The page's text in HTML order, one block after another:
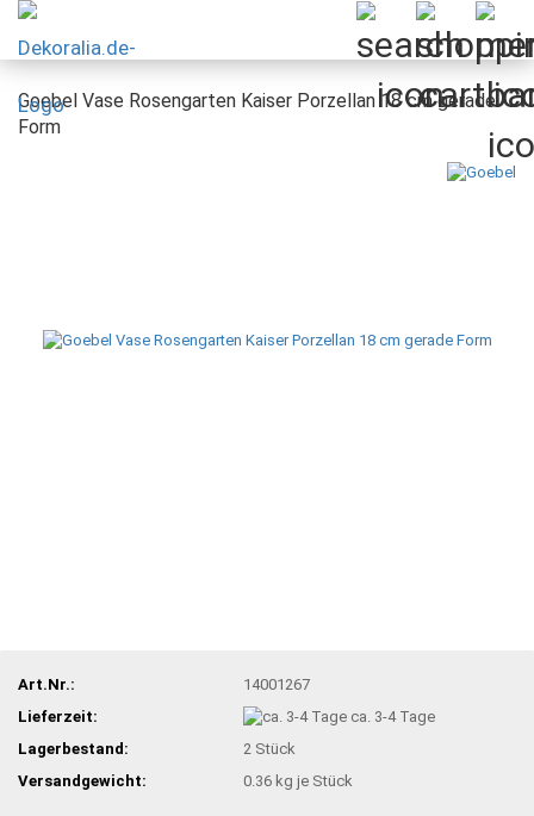
Goebel Vase Rosengarten Kaiser Porzellan 18 cm gerade
Form
Art.Nr.:
14001267
Lieferzeit:
ca. 3-4 Tage
Lagerbestand:
2 Stück
Versandgewicht:
0.36 kg je Stück